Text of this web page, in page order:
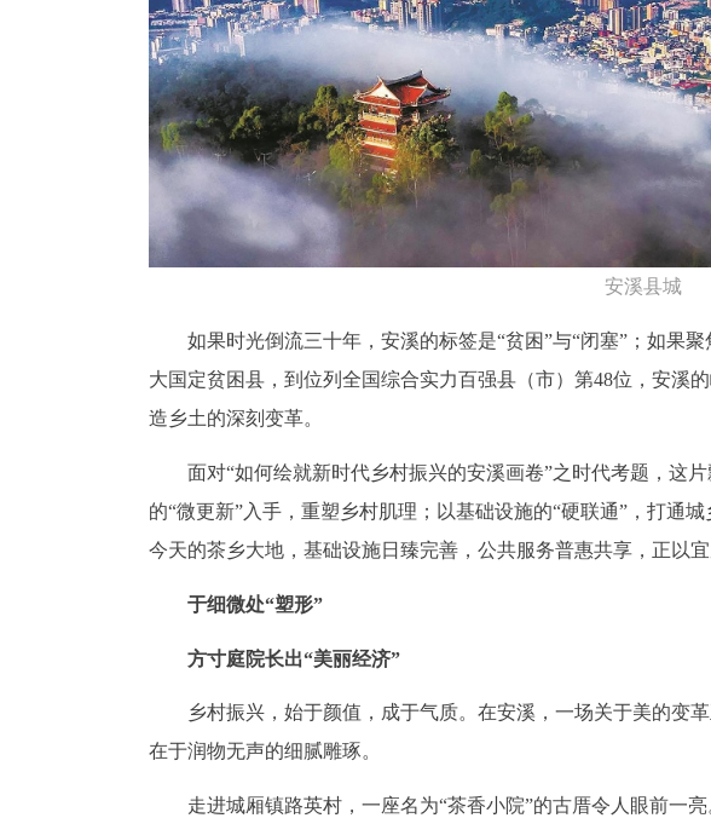
安溪县城
如果时光倒流三十年，安溪的标签是“贫困”与“闭塞”；如果
大国定贫困县，到位列全国综合实力百强县（市）第48位，安溪
造乡土的深刻变革。
面对“如何绘就新时代乡村振兴的安溪画卷”之时代考题，这
的“微更新”入手，重塑乡村肌理；以基础设施的“硬联通”，打通
今天的茶乡大地，基础设施日臻完善，公共服务普惠共享，正以
于细微处“塑形”
方寸庭院长出“美丽经济”
乡村振兴，始于颜值，成于气质。在安溪，一场关于美的变
在于润物无声的细腻雕琢。
走进城厢镇路英村，一座名为“茶香小院”的古厝令人眼前一